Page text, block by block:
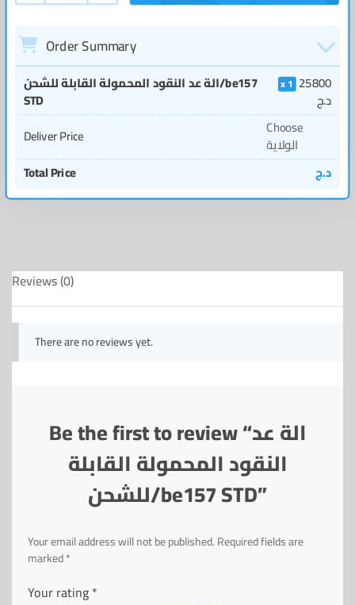
Order Summary
الة عد النقود المحمولة القابلة للشحن/be157
STD
1 25800
د.ج
Deliver Price
Choose
الولاية
Total Price
د.ج
Reviews (0)
There are no reviews yet.
Be the first to review “الة عد
النقود المحمولة القابلة
للشحن/be157 STD”
Your email address will not be published.Required fields are
marked*
Your rating*